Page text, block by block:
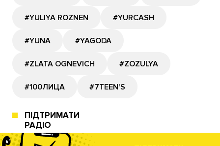
#YULIYA ROZNEN #YURCASH
#YUNA #YAGODA
#ZLATA OGNEVICH #ZOZULYA
#100ЛИЦА #7TEEN'S
ПІДТРИМАТИ
РАДІО